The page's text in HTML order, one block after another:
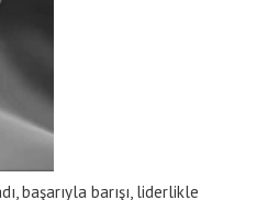
başarıyla barışı, liderlikle